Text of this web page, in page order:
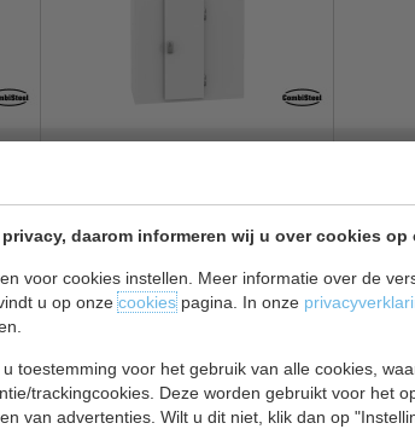
daarom informeren wij u over cookies op
voor cookies instellen. Meer informatie over de
u op onzecookiespagina. In onze
toestemming voor het gebruik van alle cookies,
trackingcookies. Deze worden gebruikt voor het
van advertenties. Wilt u dit niet, klik dan op
tot 6,5 m³ | B136 x D196 x H220
cm
€ 4635,00
€ 3105,00
Koelcel bekijken
7,8 m³
|
€